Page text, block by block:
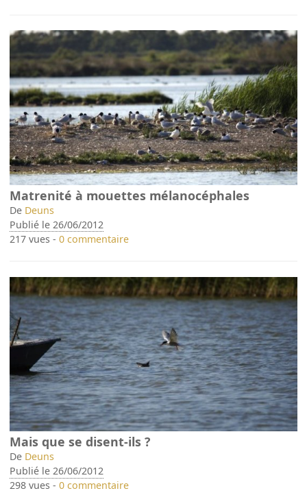
Matrenité à mouettes mélanocéphales
De Deuns
Publié le 26/06/2012
217 vues -0 commentaire
Mais que se disent-ils ?
De Deuns
Publié le 26/06/2012
298 vues -0 commentaire